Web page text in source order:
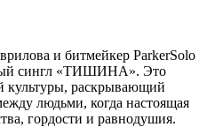
и битмейкер ParkerSolo
сингл «ТИШИНА». Это
культуры, раскрывающий
людьми, когда настоящая
гордости и равнодушия.